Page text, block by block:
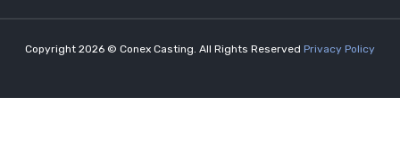
Copyright 2026 © Conex Casting. All Rights Reserved Privacy Policy